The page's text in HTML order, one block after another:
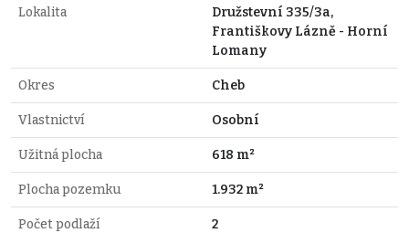
Lokalita
Družstevní 335/3a,
Františkovy Lázně - Horní
Lomany
Okres Cheb
Vlastnictví Osobní
Užitná plocha 618 m²
Plocha pozemku 1.932 m²
Počet podlaží 2